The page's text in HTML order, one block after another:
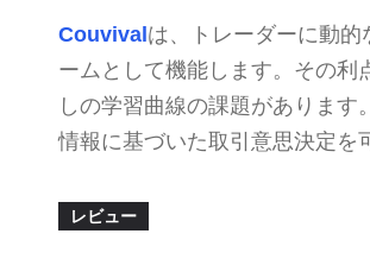
Couvivalは、トレーダーに動
ームとして機能します。その利
しの学習曲線の課題があります
情報に基づいた取引意思決定を
レビュー